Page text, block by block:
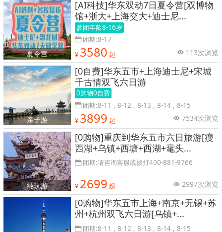
夏令营
[AI科技]华东双动7日夏令营[双博物
馆+浙大+上海交大+迪士尼...
参团年龄8-16岁
团期:8-17
¥ 3580 起 113次浏览
亲子游
[0自费]华东五市+上海迪士尼+宋城
千古情双飞六日游
0购物0自费
团期:8-11 , 8-12 , 8-13 , 8-14 , 8-15
¥ 3899 起 7534次浏览
纯玩游
[0购物]重庆到华东五市六日旅游[瘦
西湖+乌镇+西塘+西湖+鼋头...
团期:请咨询客服或拨打400-881-9766
¥ 2699 起 2997次浏览
[0购物]华东五市上海+南京+无锡+苏
州+杭州双飞六日游[乌镇+...
团期:8-11 , 8-12 , 8-13 , 8-14 , 8-15